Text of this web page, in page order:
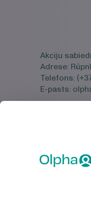
Akciju
Adrese:
Telefons:
E-pasts: